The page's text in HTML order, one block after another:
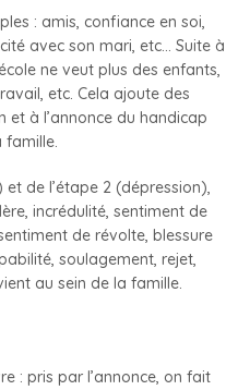
: amis, confiance en soi,
avec son mari, etc… Suite à
ne veut plus des enfants,
etc. Cela ajoute des
et à l’annonce du handicap
famille.
et de l’étape 2 (dépression),
incrédulité, sentiment de
de révolte, blessure
soulagement, rejet,
au sein de la famille.
: pris par l’annonce, on fait